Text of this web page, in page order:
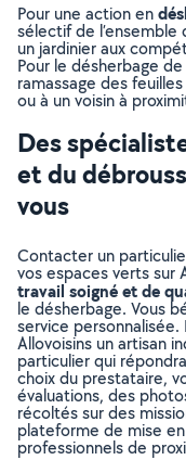
Pour une action en
sélectif de l’ensemble
un jardinier aux
Pour le désherbage
ramassage des
ou à un voisin à
Des
et du
vous
Contacter un
vos espaces verts sur
travail soigné et de
le désherbage. Vous
service
Allovoisins un artisan
particulier qui
choix du prestataire,
évaluations, des
récoltés sur des
plateforme de mise
professionnels de